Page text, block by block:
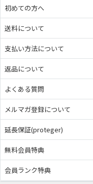
初めての方へ
送料について
支払い方法について
返品について
よくある質問
メルマガ登録について
延長保証(proteger)
無料会員特典
会員ランク特典